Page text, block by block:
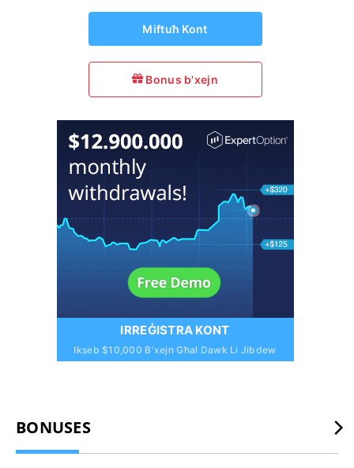
Miftuħ Kont
Bonus b'xejn
IRREĠISTRA KONT
Ikseb $10,000 B'xejn Għal Dawk Li Jibdew
BONUSES